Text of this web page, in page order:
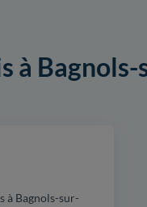
à
à Bagnols-sur-